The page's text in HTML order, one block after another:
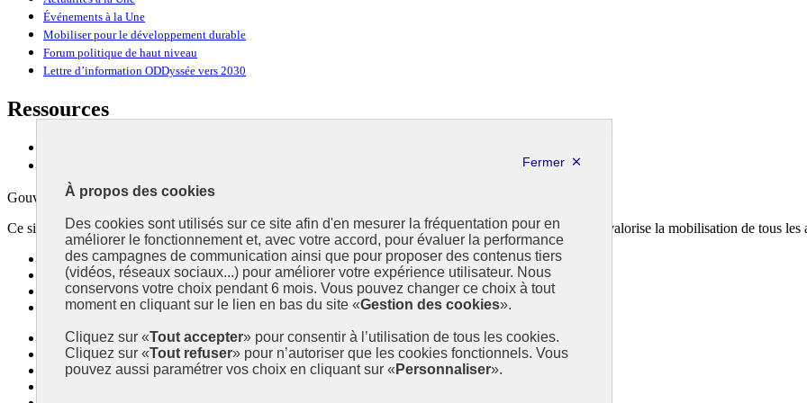
À propos des cookies
Des cookies sont utilisés sur ce site afin d'en mesurer la fréquentation pour en
améliorer le fonctionnement et, avec votre accord, pour évaluer la performance
des campagnes de communication ainsi que pour proposer des contenus tiers
(vidéos, réseaux sociaux...) pour améliorer votre expérience utilisateur. Nous
conservons votre choix pendant 6 mois. Vous pouvez changer ce choix à tout
moment en cliquant sur le lien en bas du site «Gestion des cookies».
Cliquez sur «Tout accepter» pour consentir à l’utilisation de tous les cookies.
Cliquez sur «Tout refuser» pour n’autoriser que les cookies fonctionnels. Vous
pouvez aussi paramétrer vos choix en cliquant sur « Personnaliser».
Événements à la Une
Mobiliser pour le développement durable
Forum politique de haut niveau
Lettre d’information ODDyssée vers 2030
Ressources
Gouvernement
Ce site propose l’information de référence concernant l’Agenda 2030 et la feuille de route de la France. Il valorise la mobilisation de tous les
info.gouv.fr- ouvre une nouvelle fenêtre
service-public.fr- ouvre une nouvelle fenêtre
legifrance.gouv.fr- ouvre une nouvelle fenêtre
data.gouv.fr- ouvre une nouvelle fenêtre
Plan du site
Accessibilité
Mentions légales